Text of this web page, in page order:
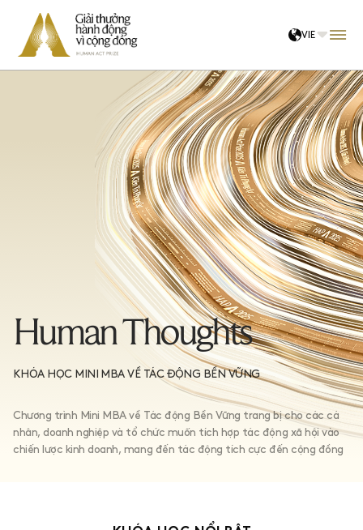
VIE
Về chúng tôi
Cộng đồng đề cử
Kết nối tri thức
Hệ sinh thái
Là một giải thưởng thường niên tôn vinh các tổ chức và cá nhân có nhiều
đóng góp cho cộng đồng thông qua
các dự án xã hội uy tín, tận tụy và lâu dài.
© 2024 Human Act Prize • Chính sách bảo mật
Human Thoughts
KHÓA HỌC MINI MBA VỀ TÁC ĐỘNG BỀN VỮNG
Chương trình Mini MBA về Tác động Bền Vững trang bị cho các cá
nhân, doanh nghiệp và tổ chức muốn tích hợp tác động xã hội vào
chiến lược kinh doanh, mang đến tác động tích cực đến cộng đồng